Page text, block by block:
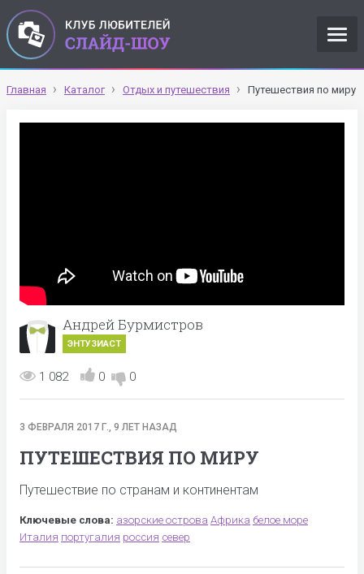
Главная Каталог Отдых и путешествия Путешествия по миру
Андрей Бурмистров
ЭНТУЗИАСТ
1 082 0 0
3 ФЕВРАЛЯ 2017 Г., 9 ЛЕТ НАЗАД
ПУТЕШЕСТВИЯ ПО МИРУ
Путешествие по странам и континентам
Ключевые слова: азорские острова Африка белое море
Италия португалия россия север